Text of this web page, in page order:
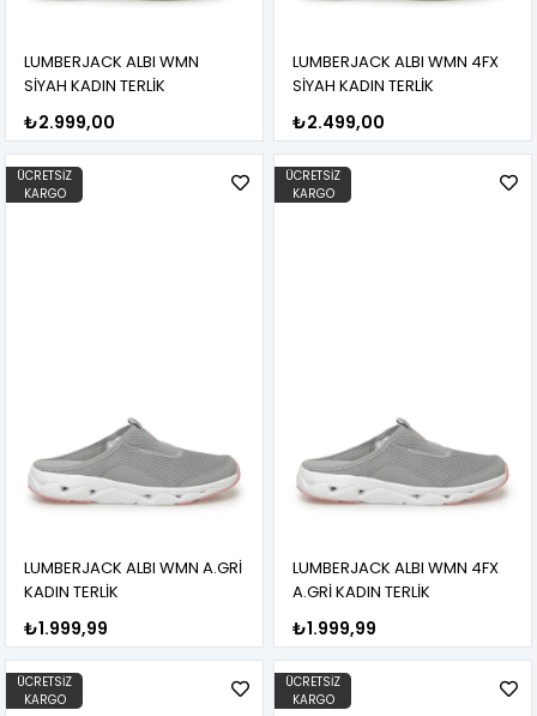
LUMBERJACK ALBI WMN
SİYAH KADIN TERLİK
₺2.999,00
LUMBERJACK ALBI WMN 4FX
SİYAH KADIN TERLİK
₺2.499,00
LUMBERJACK ALBI WMN A.GRİ
KADIN TERLİK
₺1.999,99
ÜCRETSIZ
KARGO
LUMBERJACK ALBI WMN 4FX
A.GRİ KADIN TERLİK
₺1.999,99
ÜCRETSIZ
KARGO
ÜCRETSIZ
KARGO
ÜCRETSIZ
KARGO